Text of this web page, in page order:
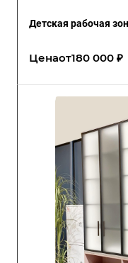
Детская рабочая
Ценаот180 000 ₽